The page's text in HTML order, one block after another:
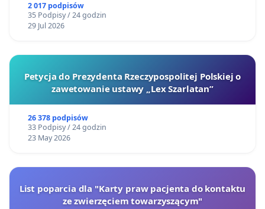
2 017 podpisów
35 Podpisy / 24 godzin
29 Jul 2026
Petycja do Prezydenta Rzeczypospolitej Polskiej o
zawetowanie ustawy „Lex Szarlatan”
26 378 podpisów
33 Podpisy / 24 godzin
23 May 2026
List poparcia dla "Karty praw pacjenta do kontaktu
ze zwierzęciem towarzyszącym"